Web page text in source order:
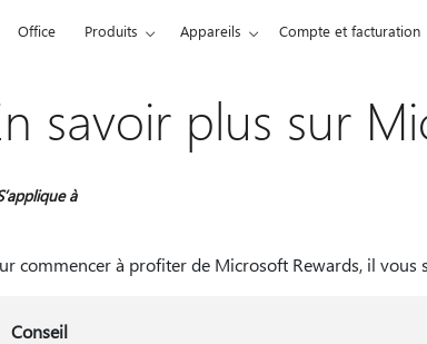
Office Produits Appareils Compte et facturation
savoir plus sur
à
commencer à profiter de Microsoft Rewards, il
Conseil